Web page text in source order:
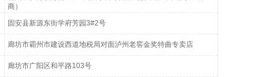
商）
固安县新源东街学府芳园3#2号
廊坊市霸州市建设西道地税局对面泸州老窖金奖特曲专卖店
廊坊市广阳区和平路103号